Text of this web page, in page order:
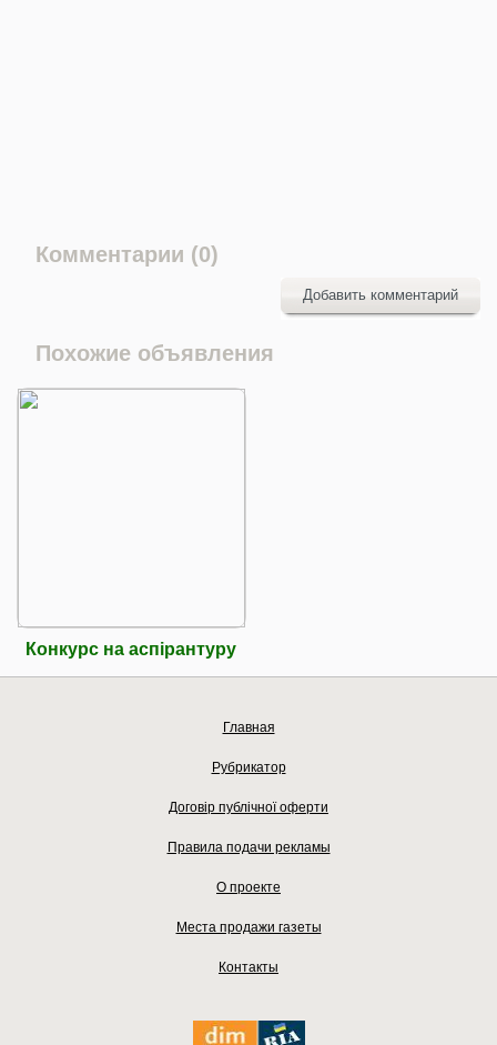
Комментарии (0)
Добавить комментарий
Похожие объявления
Конкурс на аспірантуру
Главная
Рубрикатор
Договір публічної оферти
Правила подачи рекламы
О проекте
Места продажи газеты
Контакты